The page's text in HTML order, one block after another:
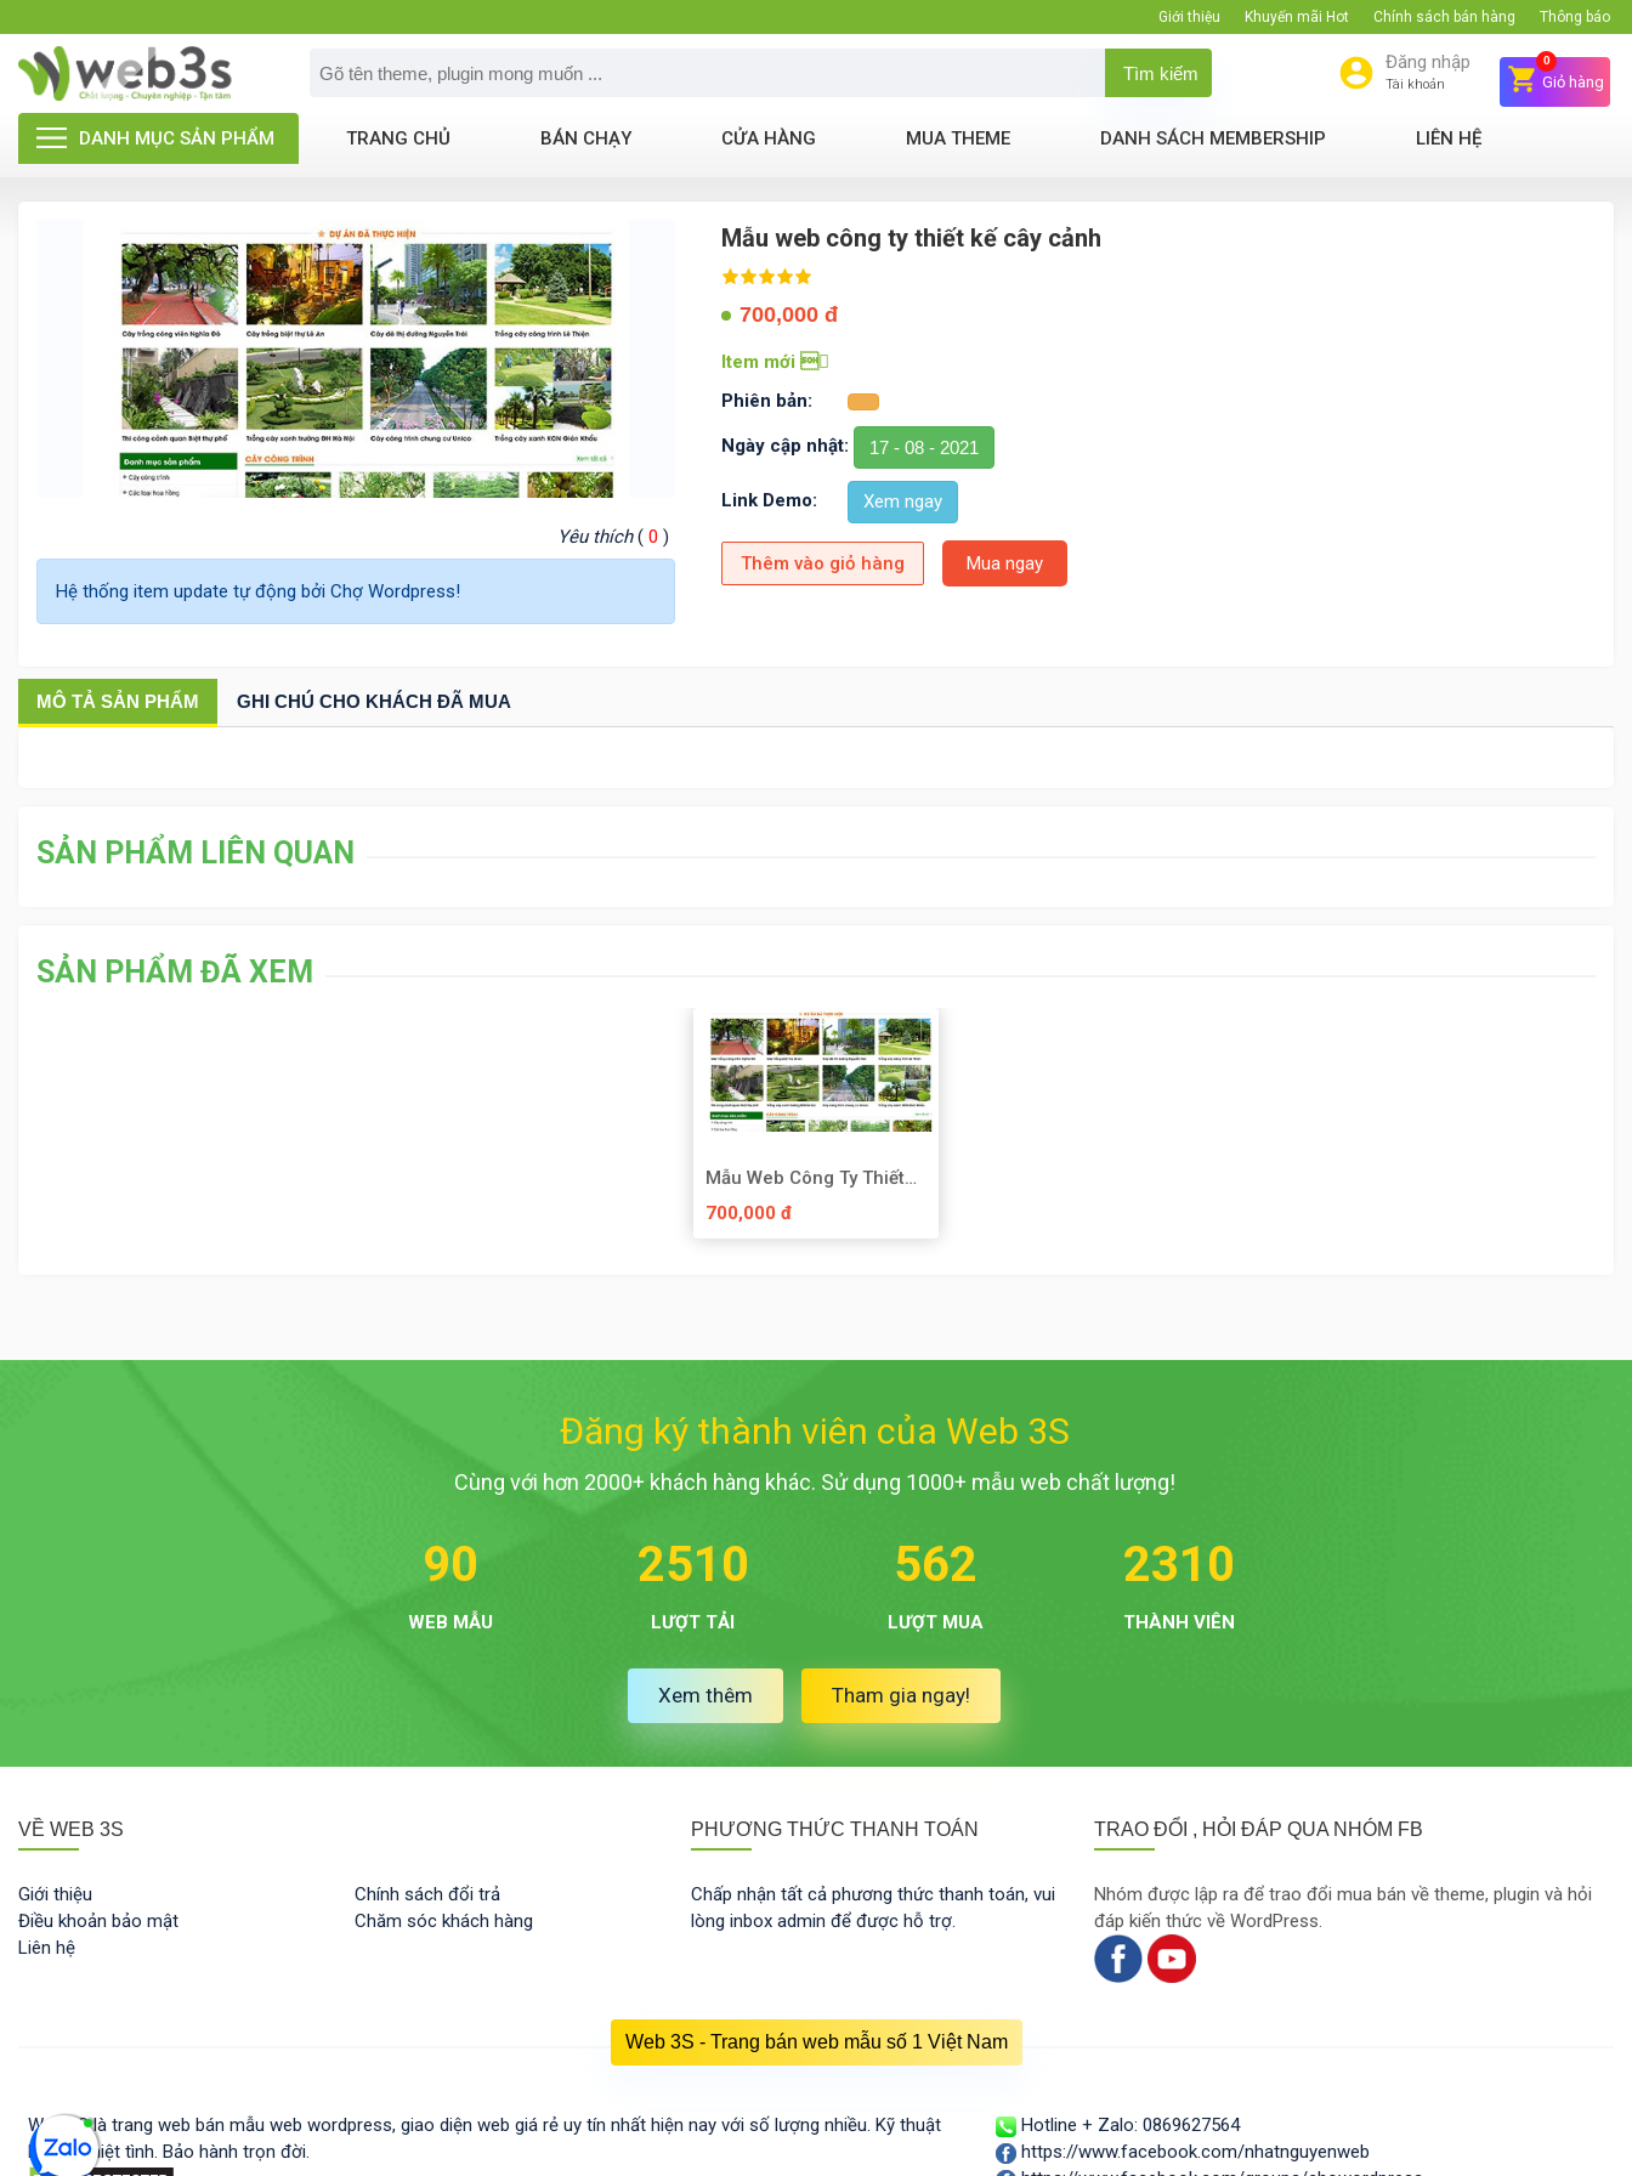
Giới thiệu Khuyến mãi Hot Chính sách bán hàng Thông báo
Tìm kiếm
Đăng nhập
Tài khoản Giỏ hàng
0
DANH MỤC SẢN PHẨM TRANG CHỦ BÁN CHẠY CỬA HÀNG MUA THEME DANH SÁCH MEMBERSHIP LIÊN HỆ
Yêu thích(0 )
Hệ thống item update tự động bởi Chợ Wordpress!
Mẫu web công ty thiết kế cây cảnh
700,000 đ
Item mới 
Phiên bản:
Ngày cập nhật: 17 - 08 - 2021
Link Demo: Xem ngay
Thêm vào giỏ hàng Mua ngay
MÔ TẢ SẢN PHẨM GHI CHÚ CHO KHÁCH ĐÃ MUA
SẢN PHẨM LIÊN QUAN
SẢN PHẨM ĐÃ XEM
Mẫu Web Công Ty Thiết
Kế Cây Cảnh
700,000 đ
Đăng ký thành viên của Web 3S
Cùng với hơn 2000+ khách hàng khác. Sử dụng 1000+ mẫu web chất lượng!
90
WEB MẪU
2510
LƯỢT TẢI
562
LƯỢT MUA
2310
THÀNH VIÊN
Xem thêm Tham gia ngay!
VỀ WEB 3S
Giới thiệu
Điều khoản bảo mật
Liên hệ
Chính sách đổi trả
Chăm sóc khách hàng
PHƯƠNG THỨC THANH TOÁN
Chấp nhận tất cả phương thức thanh toán, vui
lòng inbox admin để được hỗ trợ.
TRAO ĐỔI , HỎI ĐÁP QUA NHÓM FB
Nhóm được lập ra để trao đổi mua bán về theme, plugin và hỏi
đáp kiến thức về WordPress.
Web 3S - Trang bán web mẫu số 1 Việt Nam
Web 3S là trang web bán mẫu web wordpress, giao diện web giá rẻ uy tín nhất hiện nay với số lượng nhiều. Kỹ thuật
hỗ trợ nhiệt tình. Bảo hành trọn đời.
Hotline + Zalo: 0869627564
https://www.facebook.com/nhatnguyenweb